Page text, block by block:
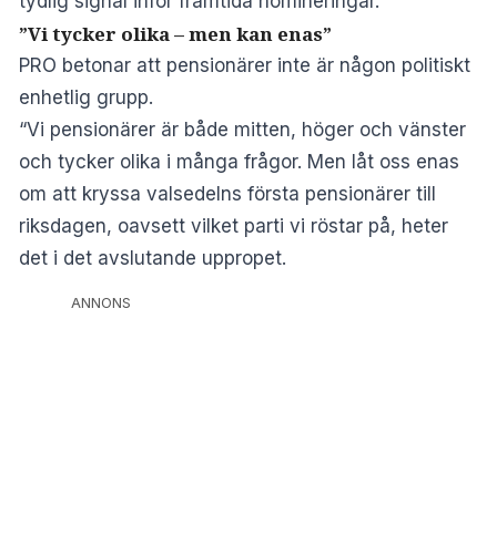
”Vi tycker olika – men kan enas”
PRO betonar att pensionärer inte är någon politiskt
enhetlig grupp.
“Vi pensionärer är både mitten, höger och vänster
och tycker olika i många frågor. Men låt oss enas
om att kryssa valsedelns första pensionärer till
riksdagen, oavsett vilket parti vi röstar på, heter
det i det avslutande uppropet.
ANNONS